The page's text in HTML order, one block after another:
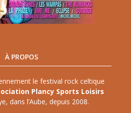
À PROPOS
le festival rock celtique
Plancy Sports Loisirs
dans l’Aube, depuis 2008.